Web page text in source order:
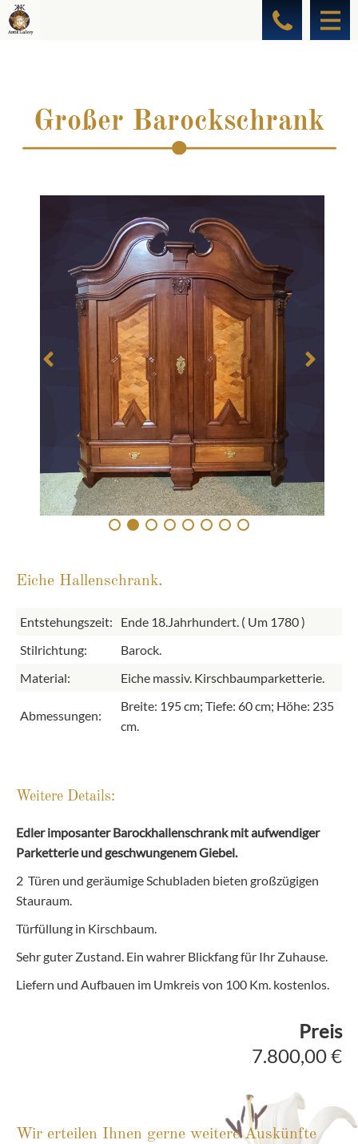
Großer Barockschrank
Eiche Hallenschrank.
Entstehungszeit:
Ende 18.Jahrhundert. ( Um 1780 )
Stilrichtung:
Barock.
Material:
Eiche massiv. Kirschbaumparketterie.
Abmessungen:
Breite: 195 cm; Tiefe: 60 cm; Höhe: 235
cm.
Weitere Details:
Edler imposanter Barockhallenschrank mit aufwendiger
Parketterie und geschwungenem Giebel.
2 Türen und geräumige Schubladen bieten großzügigen
Stauraum.
Türfüllung in Kirschbaum.
Sehr guter Zustand. Ein wahrer Blickfang für Ihr Zuhause.
Liefern und Aufbauen im Umkreis von 100 Km. kostenlos.
Preis
7.800,00 €
Wir erteilen Ihnen gerne weitere Auskünfte